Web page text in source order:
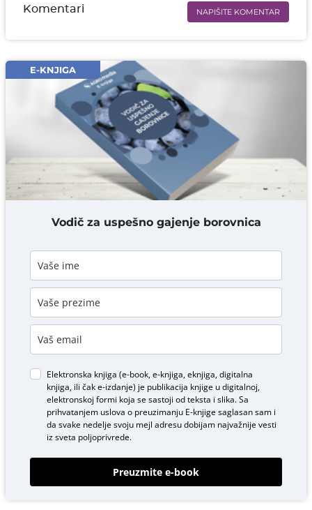
Komentari NAPIŠITE KOMENTAR
Email* obavezno
Komentar* obavezno
DODAJ KOMENTAR
E-KNJIGA
Vodič za uspešno gajenje borovnica
Elektronska knjiga (e-book, e-knjiga, eknjiga, digitalna
knjiga, ili čak e-izdanje) je publikacija knjige u digitalnoj,
elektronskoj formi koja se sastoji od teksta i slika. Sa
prihvatanjem uslova o preuzimanju E-knjigesaglasan sam i
da svake nedelje svoju mejl adresu dobijam najvažnije vesti
iz sveta poljoprivrede.
Preuzmite e-book